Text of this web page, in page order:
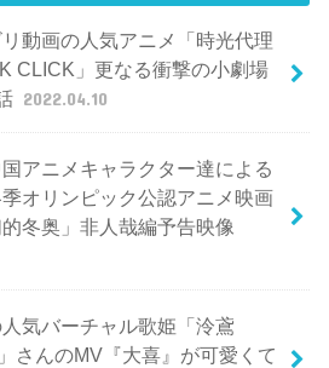
リ動画の人気アニメ「時光代理
CLICK」更なる衝撃の小劇場
2022.04.10
国アニメキャラクター達による
オリンピック公認アニメ映画
的冬奥」非人哉編予告映像
気バーチャル歌姫「泠鳶
さんのMV『大喜』が可愛くて